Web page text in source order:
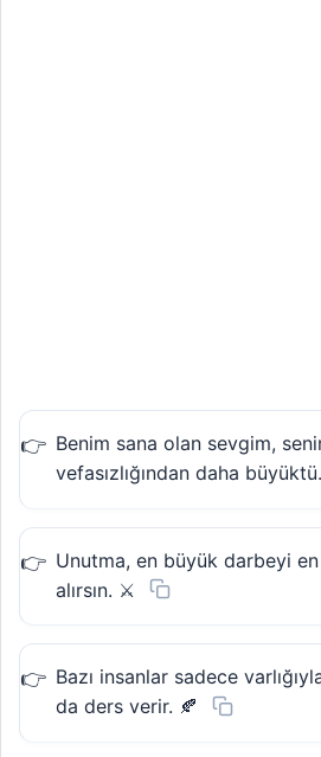
Benim sana olan sevgim,
vefasızlığından daha
Unutma, en büyük darbeyi
alırsın. ⚔️
Bazı insanlar sadece
da ders verir. 🍂